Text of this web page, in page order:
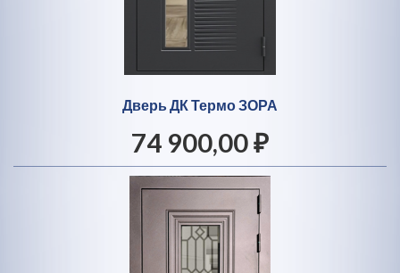
Дверь ДК Термо ЗОРА
74 900,00 ₽